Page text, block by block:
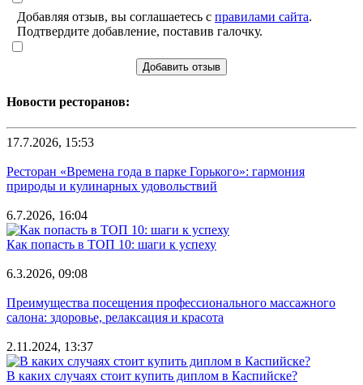
Добавляя отзыв, вы соглашаетесь с правилами сайта.
Подтвердите добавление, поставив галочку.
Добавить отзыв
Новости ресторанов:
17.7.2026, 15:53
Ресторан «Времена года в парке Горького»: гармония
природы и кулинарных удовольствий
6.7.2026, 16:04
Как попасть в ТОП 10: шаги к успеху
6.3.2026, 09:08
Преимущества посещения профессионального массажного
салона: здоровье, релаксация и красота
2.11.2024, 13:37
В каких случаях стоит купить диплом в Каспийске?